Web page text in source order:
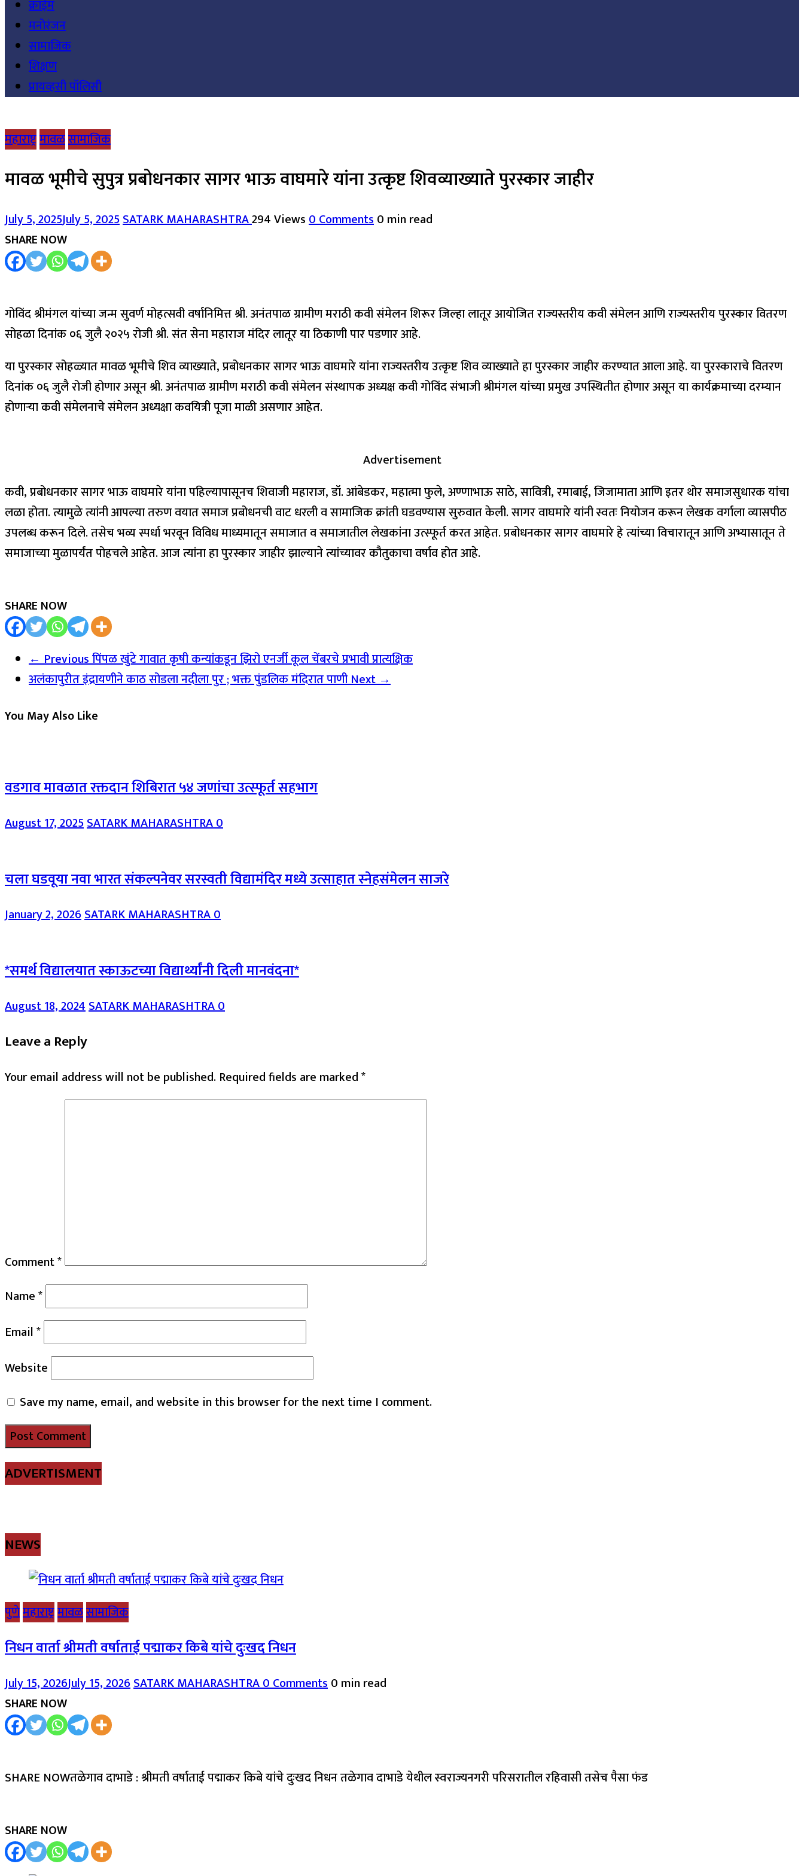
क्राईम
मनोरंजन
सामाजिक
शिक्षण
प्रायव्हसी पॉलिसी
महाराष्ट्रमावळसामाजिक
मावळ भूमीचे सुपुत्र प्रबोधनकार सागर भाऊ वाघमारे यांना उत्कृष्ट शिवव्याख्याते पुरस्कार जाहीर
July 5, 2025July 5, 2025SATARK MAHARASHTRA294 Views0 Comments0 min read
SHARE NOW
गोविंद श्रीमंगल यांच्या जन्म सुवर्ण मोहत्सवी वर्षानिमित्त श्री. अनंतपाळ ग्रामीण मराठी कवी संमेलन शिरूर जिल्हा लातूर आयोजित राज्यस्तरीय कवी संमेलन आणि राज्यस्तरीय पुरस्कार वितरण
सोहळा दिनांक ०६ जुलै २०२५ रोजी श्री. संत सेना महाराज मंदिर लातूर या ठिकाणी पार पडणार आहे.
या पुरस्कार सोहळ्यात मावळ भूमीचे शिव व्याख्याते, प्रबोधनकार सागर भाऊ वाघमारे यांना राज्यस्तरीय उत्कृष्ट शिव व्याख्याते हा पुरस्कार जाहीर करण्यात आला आहे. या पुरस्काराचे वितरण
दिनांक ०६ जुलै रोजी होणार असून श्री. अनंतपाळ ग्रामीण मराठी कवी संमेलन संस्थापक अध्यक्ष कवी गोविंद संभाजी श्रीमंगल यांच्या प्रमुख उपस्थितीत होणार असून या कार्यक्रमाच्या दरम्यान
होणाऱ्या कवी संमेलनाचे संमेलन अध्यक्षा कवयित्री पूजा माळी असणार आहेत.
Advertisement
कवी, प्रबोधनकार सागर भाऊ वाघमारे यांना पहिल्यापासूनच शिवाजी महाराज, डॉ. आंबेडकर, महात्मा फुले, अण्णाभाऊ साठे, सावित्री, रमाबाई, जिजामाता आणि इतर थोर समाजसुधारक यांचा
लळा होता. त्यामुळे त्यांनी आपल्या तरुण वयात समाज प्रबोधनची वाट धरली व सामाजिक क्रांती घडवण्यास सुरुवात केली. सागर वाघमारे यांनी स्वतः नियोजन करून लेखक वर्गाला व्यासपीठ
उपलब्ध करून दिले. तसेच भव्य स्पर्धा भरवून विविध माध्यमातून समाजात व समाजातील लेखकांना उत्स्फूर्त करत आहेत. प्रबोधनकार सागर वाघमारे हे त्यांच्या विचारातून आणि अभ्यासातून ते
समाजाच्या मुळापर्यंत पोहचले आहेत. आज त्यांना हा पुरस्कार जाहीर झाल्याने त्यांच्यावर कौतुकाचा वर्षाव होत आहे.
SHARE NOW
← Previousपिंपळ खुंटे गावात कृषी कन्यांकडून झिरो एनर्जी कूल चेंबरचे प्रभावी प्रात्यक्षिक
अलंकापुरीत इंद्रायणीने काठ सोडला नदीला पुर ; भक्त पुंडलिक मंदिरात पाणीNext →
You May Also Like
वडगाव मावळात रक्तदान शिबिरात ५४ जणांचा उत्स्फूर्त सहभाग
August 17, 2025SATARK MAHARASHTRA0
चला घडवूया नवा भारत संकल्पनेवर सरस्वती विद्यामंदिर मध्ये उत्साहात स्नेहसंमेलन साजरे
January 2, 2026SATARK MAHARASHTRA0
*समर्थ विद्यालयात स्काऊटच्या विद्यार्थ्यांनी दिली मानवंदना*
August 18, 2024SATARK MAHARASHTRA0
Leave a Reply
Your email address will not be published. Required fields are marked*
Comment*
Name*
Email*
Website
Save my name, email, and website in this browser for the next time I comment.
ADVERTISMENT
NEWS
पुणेमहाराष्ट्रमावळसामाजिक
निधन वार्ता श्रीमती वर्षाताई पद्माकर किबे यांचे दुःखद निधन
July 15, 2026July 15, 2026SATARK MAHARASHTRA0 Comments0 min read
SHARE NOW
SHARE NOWतळेगाव दाभाडे : श्रीमती वर्षाताई पद्माकर किबे यांचे दुःखद निधन तळेगाव दाभाडे येथील स्वराज्यनगरी परिसरातील रहिवासी तसेच पैसा फंड
SHARE NOW